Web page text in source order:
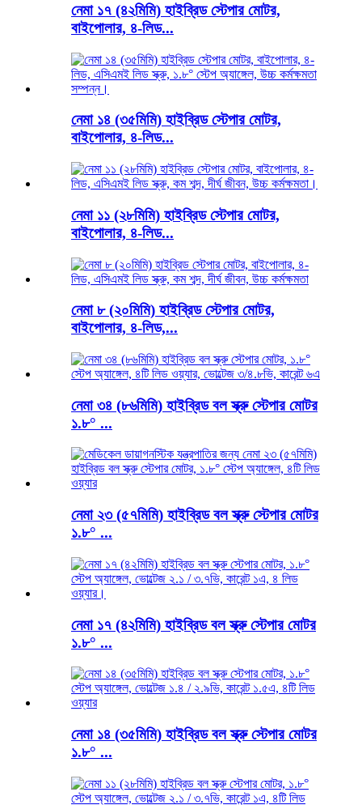
নেমা ১৭ (৪২মিমি) হাইব্রিড স্টেপার মোটর,
বাইপোলার, ৪-লিড...
নেমা ১৪ (৩৫মিমি) হাইব্রিড স্টেপার মোটর,
বাইপোলার, ৪-লিড...
নেমা ১১ (২৮মিমি) হাইব্রিড স্টেপার মোটর,
বাইপোলার, ৪-লিড...
নেমা ৮ (২০মিমি) হাইব্রিড স্টেপার মোটর,
বাইপোলার, ৪-লিড,...
নেমা ৩৪ (৮৬মিমি) হাইব্রিড বল স্ক্রু স্টেপার মোটর
১.৮° ...
নেমা ২৩ (৫৭মিমি) হাইব্রিড বল স্ক্রু স্টেপার মোটর
১.৮° ...
নেমা ১৭ (৪২মিমি) হাইব্রিড বল স্ক্রু স্টেপার মোটর
১.৮° ...
নেমা ১৪ (৩৫মিমি) হাইব্রিড বল স্ক্রু স্টেপার মোটর
১.৮° ...